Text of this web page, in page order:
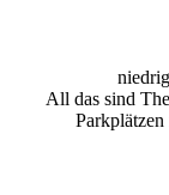
All das sind